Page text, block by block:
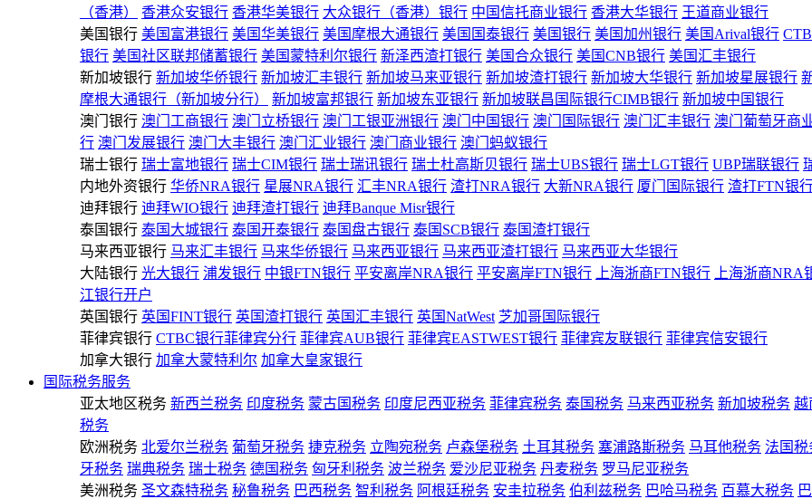
（香港）
香港众安银行 香港华美银行 大众银行（香港）银行 中国信托商业银行 香港大华银行 王道商业银行
美国银行 美国富港银行 美国华美银行 美国摩根大通银行 美国国泰银行 美国银行 美国加州银行 美国Arival银行
银行 美国社区联邦储蓄银行 美国蒙特利尔银行 新泽西渣打银行 美国合众银行 美国CNB银行 美国汇丰银行
新加坡银行 新加坡华侨银行 新加坡汇丰银行 新加坡马来亚银行 新加坡渣打银行 新加坡大华银行 新加坡星展银行
摩根大通银行（新加坡分行）
新加坡富邦银行 新加坡东亚银行 新加坡联昌国际银行CIMB银行 新加坡中国银行
澳门银行 澳门工商银行 澳门立桥银行 澳门工银亚洲银行 澳门中国银行 澳门国际银行 澳门汇丰银行 澳门葡萄牙商
行 澳门发展银行 澳门大丰银行 澳门汇业银行 澳门商业银行 澳门蚂蚁银行
瑞士银行 瑞士富地银行 瑞士CIM银行 瑞士瑞讯银行 瑞士杜高斯贝银行 瑞士UBS银行 瑞士LGT银行 UBP瑞联银行
内地外资银行 华侨NRA银行 星展NRA银行 汇丰NRA银行 渣打NRA银行 大新NRA银行 厦门国际银行 渣打FTN银
迪拜银行 迪拜WIO银行 迪拜渣打银行 迪拜Banque Misr银行
泰国银行 泰国大城银行 泰国开泰银行 泰国盘古银行 泰国SCB银行 泰国渣打银行
马来西亚银行 马来汇丰银行 马来华侨银行 马来西亚银行 马来西亚渣打银行 马来西亚大华银行
大陆银行 光大银行 浦发银行 中银FTN银行 平安离岸NRA银行 平安离岸FTN银行 上海浙商FTN银行
上海浙商NRA
江银行开户
英国银行 英国FINT银行 英国渣打银行 英国汇丰银行 英国NatWest 芝加哥国际银行
菲律宾银行 CTBC银行菲律宾分行 菲律宾AUB银行 菲律宾EASTWEST银行 菲律宾友联银行 菲律宾信安银行
加拿大银行 加拿大蒙特利尔 加拿大皇家银行
国际税务服务
亚太地区税务 新西兰税务 印度税务 蒙古国税务 印度尼西亚税务 菲律宾税务 泰国税务 马来西亚税务 新加坡税务 越
税务
欧洲税务 北爱尔兰税务 葡萄牙税务 捷克税务 立陶宛税务 卢森堡税务 土耳其税务 塞浦路斯税务 马耳他税务 法国税
牙税务 瑞典税务 瑞士税务 德国税务 匈牙利税务 波兰税务 爱沙尼亚税务 丹麦税务 罗马尼亚税务
美洲税务 圣文森特税务 秘鲁税务 巴西税务 智利税务 阿根廷税务 安圭拉税务 伯利兹税务 巴哈马税务 百慕大税务